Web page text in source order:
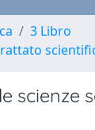
3 Libro
scienze